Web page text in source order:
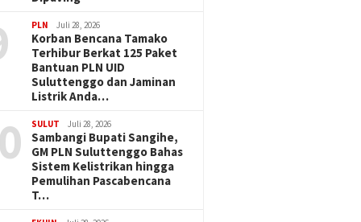
PLN Juli 28, 2026
Korban Bencana Tamako
Terhibur Berkat 125 Paket
Bantuan PLN UID
Suluttenggo dan Jaminan
Listrik Anda…
SULUT Juli 28, 2026
Sambangi Bupati Sangihe,
GM PLN Suluttenggo Bahas
Sistem Kelistrikan hingga
Pemulihan Pascabencana
T…